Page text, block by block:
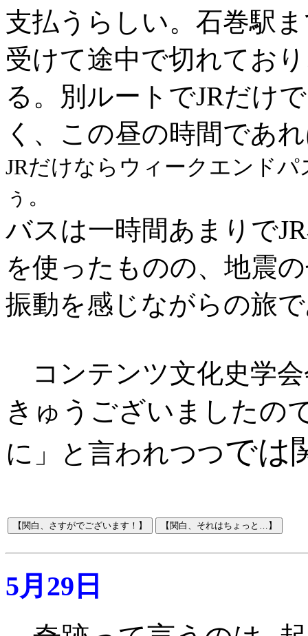
支払うらしい。石巻駅
受けて途中で切れてお
る。別ルートでJRだけ
く、この昼の時間であ
JRだけならウィークエンド
ぅ。
バスは一時間あまりで
を使ったものの、地震
振動を感じながらの旅
コンテンツ文化史学
きゅうございましたの
に 」と言われつつでは
5月29日